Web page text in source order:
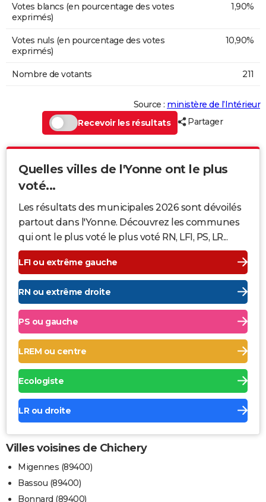
Votes blancs (en pourcentage des votes
exprimés)
1,90%
Votes nuls (en pourcentage des votes
exprimés)
10,90%
Nombre de votants 211
Source : ministère de l’Intérieur
Recevoir les résultats
Partager
Quelles villes de l'Yonne ont le plus
voté...
Les résultats des municipales 2026 sont dévoilés
partout dans l'Yonne. Découvrez les communes
qui ont le plus voté le plus voté RN, LFI, PS, LR...
LFI ou extrême gauche
RN ou extrême droite
PS ou gauche
LREM ou centre
Ecologiste
LR ou droite
Villes voisines de Chichery
Migennes (89400)
Bassou (89400)
Bonnard (89400)